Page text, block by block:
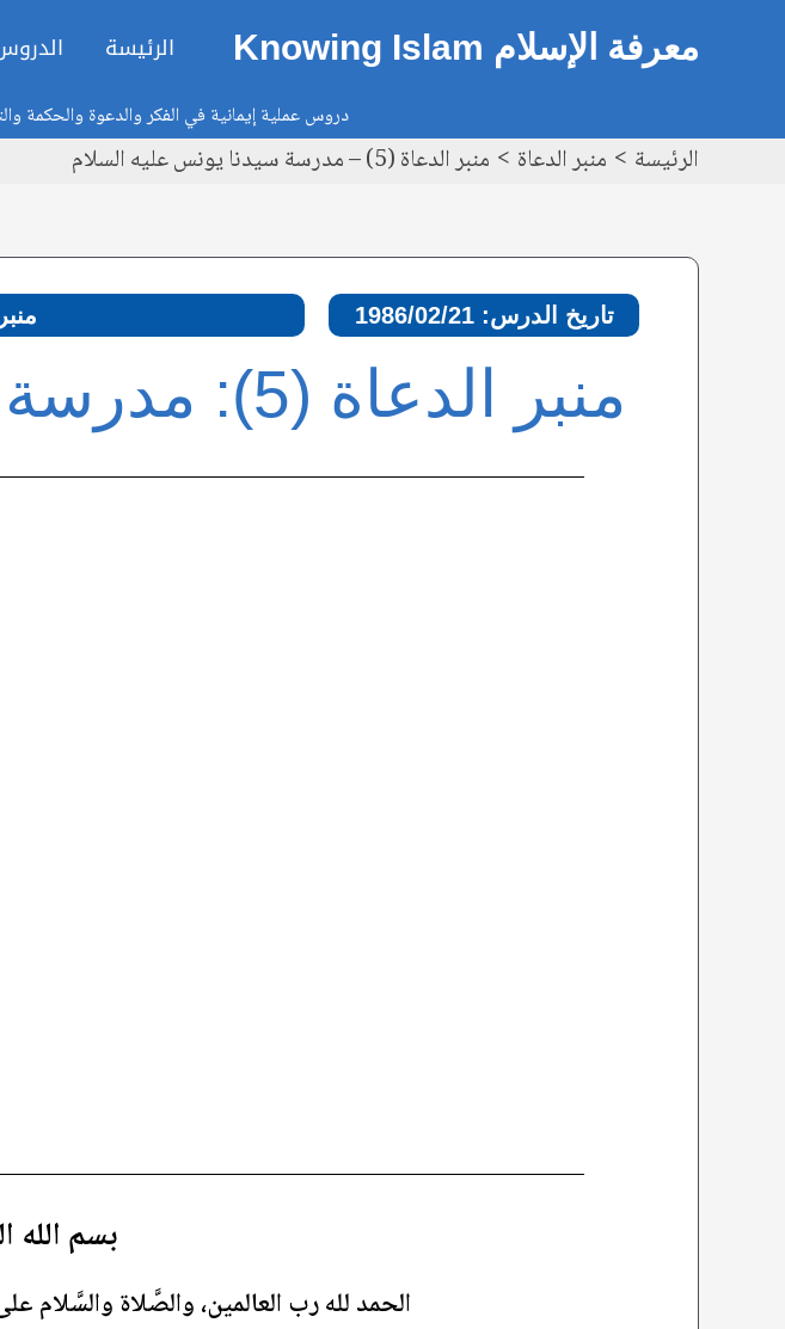
معرفة الإسلام Knowing Islam الرئيسة
دروس عملية إيمانية في الفكر والدعوة والحكمة
الرئيسة منبر الدعاة منبر الدعاة (5) – مدرسة سيدنا يونس عليه السلام
تاريخ الدرس: 1986/02/21
منبر الدعاة (5): مدرسة سيدنا يونس عليه السلام
بسم الله
الحمد لله رب العالمين، والصَّلاة
navigation